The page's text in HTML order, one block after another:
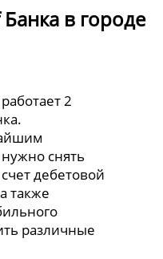
в городе
2
снять
дебетовой
также
различные